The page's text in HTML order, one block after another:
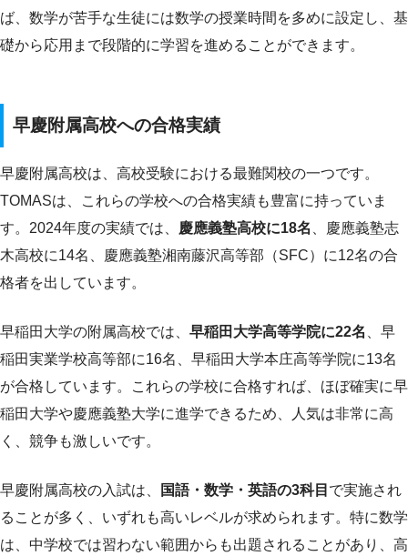
ば、数学が苦手な生徒には数学の授業時間を多めに設定し、基
礎から応用まで段階的に学習を進めることができます。
早慶附属高校への合格実績
早慶附属高校は、高校受験における最難関校の一つです。
TOMASは、これらの学校への合格実績も豊富に持っていま
す。2024年度の実績では、
慶應義塾高校に18名
、慶應義塾志
木高校に14名、慶應義塾湘南藤沢高等部（SFC）に12名の合
格者を出しています。
早稲田大学の附属高校では、 早稲田大学高等学院に22名
、早
稲田実業学校高等部に16名、早稲田大学本庄高等学院に13名
が合格しています。これらの学校に合格すれば、ほぼ確実に早
稲田大学や慶應義塾大学に進学できるため、人気は非常に高
く、競争も激しいです。
早慶附属高校の入試は、 国語・数学・英語の3科目 で実施され
ることが多く、いずれも高いレベルが求められます。特に数学
は、中学校では習わない範囲からも出題されることがあり、高